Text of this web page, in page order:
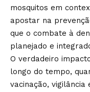
mosquitos em
apostar na
que o combate à
planejado e
O verdadeiro
longo do tempo,
vacinação,